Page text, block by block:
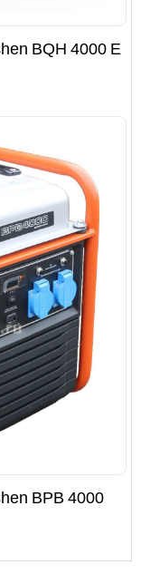
BQH 4000 E
BPB 4000